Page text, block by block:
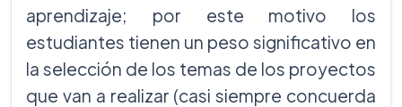
aprendizaje; por este motivo los
estudiantes tienen un peso significativo en
la selección de los temas de los proyectos
que van a realizar (casi siempre concuerda